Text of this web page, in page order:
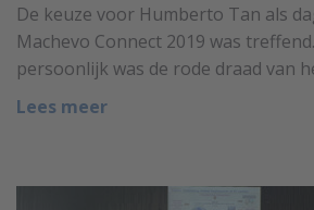
De keuze voor Humberto Tan als
Machevo Connect 2019 was
persoonlijk was de rode draad van
Lees meer